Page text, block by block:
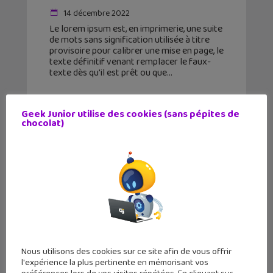
14 décembre 2022
Le lorem ipsum est, en imprimerie, une suite
de mots sans signification utilisée à titre
provisoire pour calibrer une mise en page, le
texte définitif venant remplacer le faux-
texte dès qu'il est prêt ou que
Geek Junior utilise des cookies (sans pépites de
chocolat)
Nous utilisons des cookies sur ce site afin de vous offrir
l'expérience la plus pertinente en mémorisant vos